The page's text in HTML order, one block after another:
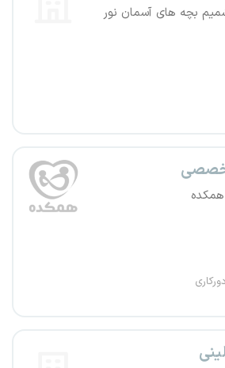
بچه های آسمان نور
همکده
دورکاری